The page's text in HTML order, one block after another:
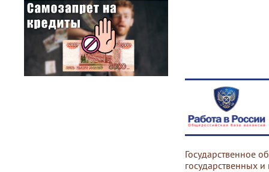
Государственное
государственных